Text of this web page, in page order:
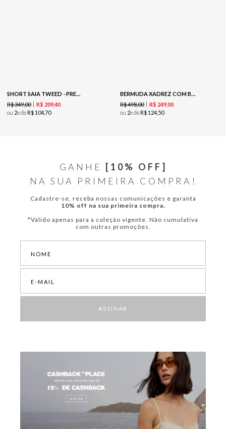
SHORT SAIA TWEED - PRETO
R$349,00 R$ 20940
ou 2x deR$ 10470
BERMUDA XADREZ COM BOLSOS FRONTAIS - PRETO
R$498,00 R$ 24900
ou 2x deR$ 124 50
GANHE
[10% OFF]
NA SUA PRIMEIRA COMPRA!
Cadastre-se, receba nossas comunicações e garanta
10% off na sua primeira compra.
*Válido apenas para a coleção vigente. Não cumulativa
com outras promoções.
ASSINAR